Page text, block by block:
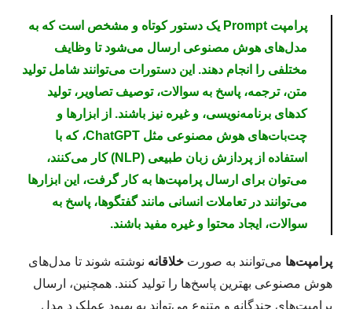
پرامپت Prompt یک دستور کوتاه و مشخص است که به
مدل‌های هوش مصنوعی ارسال می‌شود تا وظایف
مختلفی را انجام دهند. این دستورات می‌توانند شامل تولید
متن، ترجمه، پاسخ به سوالات، توصیف تصاویر، تولید
کدهای برنامه‌نویسی، و غیره نیز باشند. از ابزارها و
چت‌بات‌های هوش مصنوعی مثل ChatGPT، که با
استفاده از پردازش زبان طبیعی (NLP) کار می‌کنند،
می‌توان برای ارسال پرامپت‌ها به کار گرفت، این ابزارها
می‌توانند در تعاملات انسانی مانند گفتگوها، پاسخ به
سوالات، ایجاد محتوا و غیره مفید باشند.
پرامپت‌ها می‌توانند به صورت خلاقانه نوشته شوند تا مدل‌های
هوش مصنوعی بهترین پاسخ‌ها را تولید کنند. همچنین، ارسال
پرامپت‌های چندگانه و متنوع می‌تواند به بهبود عملکرد مدل